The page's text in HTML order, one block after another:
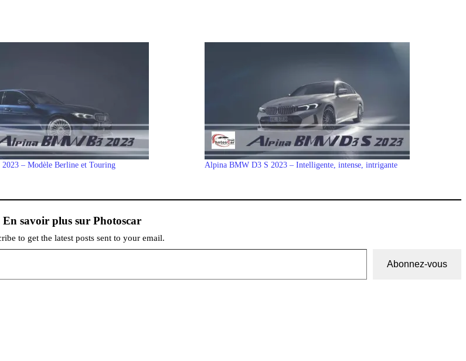
– Modèle Berline et Touring Alpina BMW D3 S 2023 – Intelligente, intense, intrigante
En savoir plus sur Photoscar
to get the latest posts sent to your email.
Abonnez-vous